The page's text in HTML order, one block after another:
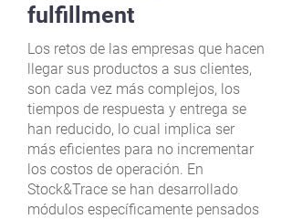
fulfillment
Los retos de las empresas que hacen
llegar sus productos a sus clientes,
son cada vez más complejos, los
tiempos de respuesta y entrega se
han reducido, lo cual implica ser
más eficientes para no incrementar
los costos de operación. En
Stock&Trace se han desarrollado
módulos específicamente pensados